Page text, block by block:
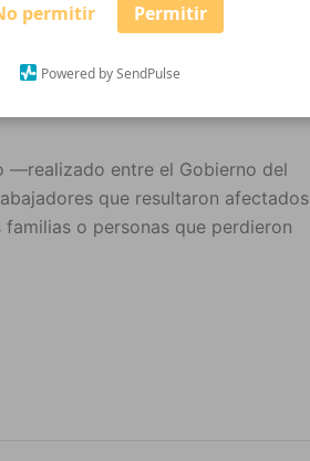
permitir Permitir
Powered by SendPulse
quemados
—realizado entre el Gobierno del
que resultaron afectados
o personas que perdieron